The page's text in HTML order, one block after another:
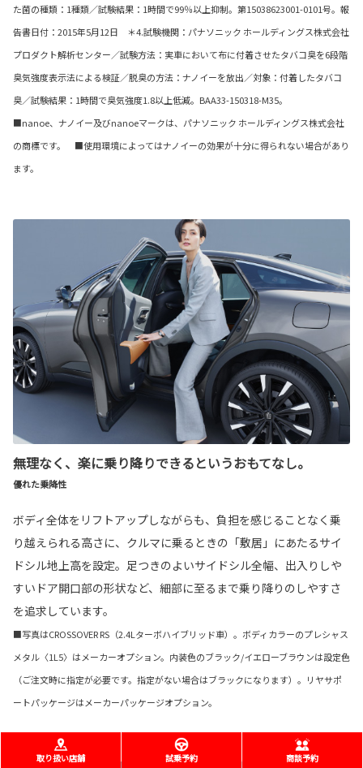
た菌の種類：1種類／試験結果：1時間で99％以上抑制。第15038623001-0101号。報
告書日付：2015年5月12日 ＊4.試験機関：パナソニック ホールディングス株式会社
プロダクト解析センター／試験方法：実車において布に付着させたタバコ臭を6段階
臭気強度表示法による検証／脱臭の方法：ナノイーを放出／対象：付着したタバコ
臭／試験結果：1時間で臭気強度1.8以上低減。BAA33-150318-M35。
■nanoe、ナノイー及びnanoeマークは、パナソニック ホールディングス株式会社
の商標です。 ■使用環境によってはナノイーの効果が十分に得られない場合があり
ます。
無理なく、楽に乗り降りできるというおもてなし。
優れた乗降性
ボディ全体をリフトアップしながらも、負担を感じることなく乗
り越えられる高さに、クルマに乗るときの「敷居」にあたるサイ
ドシル地上高を設定。足つきのよいサイドシル全幅、出入りしや
すいドア開口部の形状など、細部に至るまで乗り降りのしやすさ
を追求しています。
■写真はCROSSOVER RS（2.4Lターボハイブリッド車）。ボディカラーのプレシャス
メタル〈1L5〉はメーカーオプション。内装色のブラック/イエローブラウンは設定色
（ご注文時に指定が必要です。指定がない場合はブラックになります）。リヤサポ
ートパッケージはメーカーパッケージオプション。
取り扱い店舗 試乗予約 商談予約